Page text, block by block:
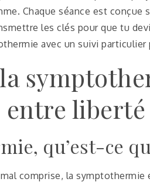
Chaque séance est
les clés pour que tu
avec un suivi
qu’est-ce
comprise, la